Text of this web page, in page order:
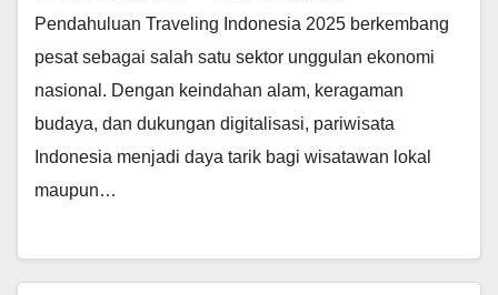
Pendahuluan Traveling Indonesia 2025 berkembang
pesat sebagai salah satu sektor unggulan ekonomi
nasional. Dengan keindahan alam, keragaman
budaya, dan dukungan digitalisasi, pariwisata
Indonesia menjadi daya tarik bagi wisatawan lokal
maupun…